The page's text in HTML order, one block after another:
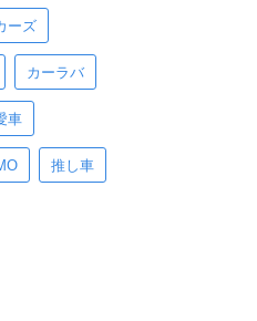
ーズ
カーラバ
車
推し車